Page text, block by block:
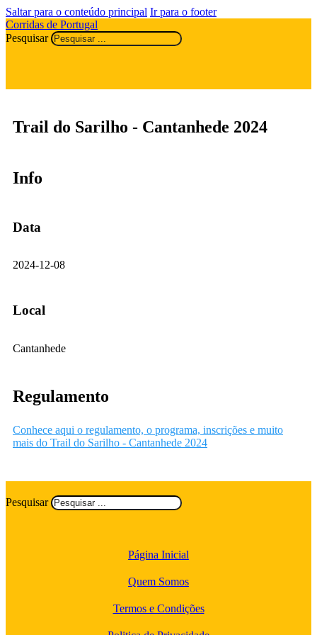
Saltar para o conteúdo principal Ir para o footer
Corridas de Portugal
Pesquisar
Trail do Sarilho - Cantanhede 2024
Info
Data
2024-12-08
Local
Cantanhede
Regulamento
Conhece aqui o regulamento, o programa, inscrições e muito
mais do Trail do Sarilho - Cantanhede 2024
Pesquisar
Página Inicial
Quem Somos
Termos e Condições